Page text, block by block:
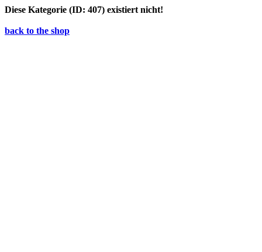
Diese Kategorie (ID: 407) existiert nicht!
back to the shop